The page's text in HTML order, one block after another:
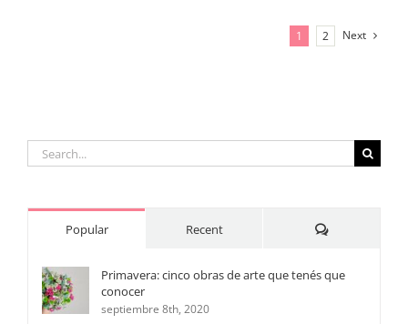
dedicar
1 2 Next
Search
for:
Popular Recent Comments
Primavera: cinco obras de arte que tenés que
conocer
septiembre 8th, 2020